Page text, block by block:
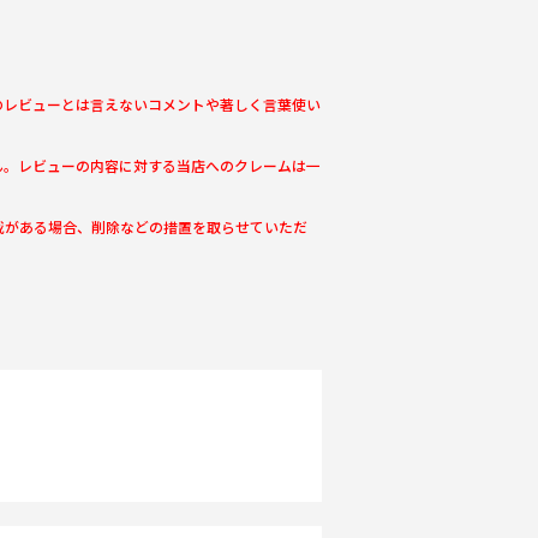
ビューとは言えないコメントや著しく言葉使い
レビューの内容に対する当店へのクレームは一
ある場合、削除などの措置を取らせていただ